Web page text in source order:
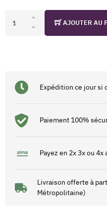
AJOUTER AU
Expédition ce jour si
Paiement 100%
Payez en 2x 3x ou
Livraison offerte à
Métropolitaine)